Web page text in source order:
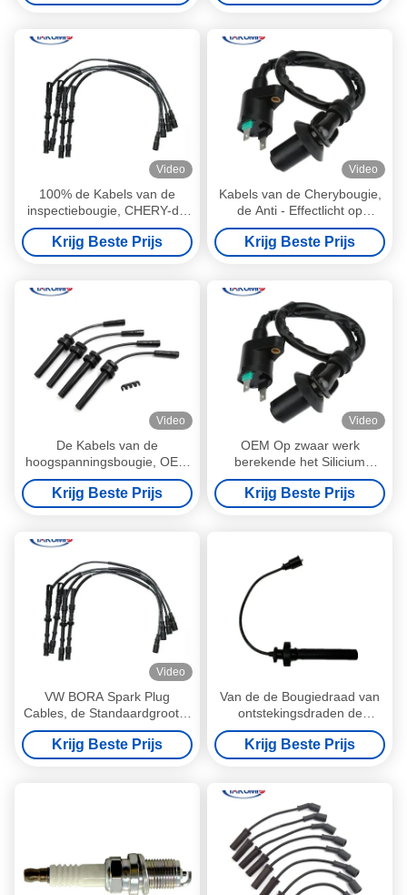
Bougiedraden
Video
100% de Kabels van de
inspectiebougie, CHERY-de
Draadpbt Materiaal van de
Hoogspanningbougie
Krijg Beste Prijs
Video
Kabels van de Cherybougie,
de Anti - Effectlicht op
Bougiedraden voor Auto's
Krijg Beste Prijs
Video
De Kabels van de
hoogspanningsbougie, OEM
de Draden Geschikte
PAYKAN van de
Siliconebougie
Krijg Beste Prijs
Video
OEM Op zwaar werk
berekende het Silicium
Materiële Antiinterferentie
van Bougiedraden VOOR
HYUNDAI
Krijg Beste Prijs
Video
VW BORA Spark Plug
Cables, de Standaardgrootte
Op hoge temperatuur van
Bougiedraden 06A035255B
Krijg Beste Prijs
Van de de Bougiedraad van
ontstekingsdraden de
Ontstekingskabel voor
MD365102 Mitsubishi Lancer
1.6L
Krijg Beste Prijs